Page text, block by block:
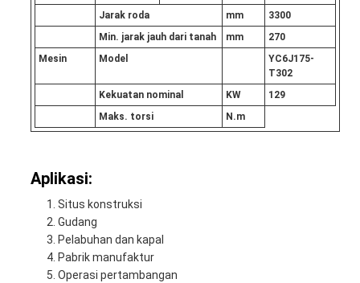
Jarak roda mm
3300
Min. jarak jauh dari tanah
mm
270
Mesin
Model
YC6J175-
T302
Kekuatan nominal
KW
129
Maks. torsi
N.m
Aplikasi:
Situs konstruksi
Gudang
Pelabuhan dan kapal
Pabrik manufaktur
Operasi pertambangan